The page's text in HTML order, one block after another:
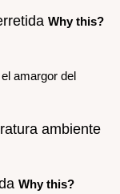
Why this?
amargor del
ambiente
Why this?